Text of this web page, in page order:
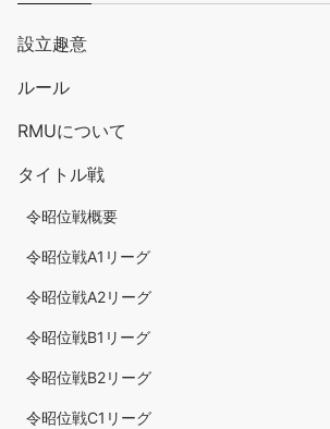
設立趣意
ルール
RMUについて
タイトル戦
令昭位戦概要
令昭位戦A1リーグ
令昭位戦A2リーグ
令昭位戦B1リーグ
令昭位戦B2リーグ
令昭位戦C1リーグ